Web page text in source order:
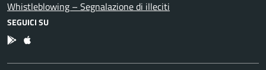
Whistleblowing – Segnalazione di illeciti
SEGUICI SU
App Android
App IOS